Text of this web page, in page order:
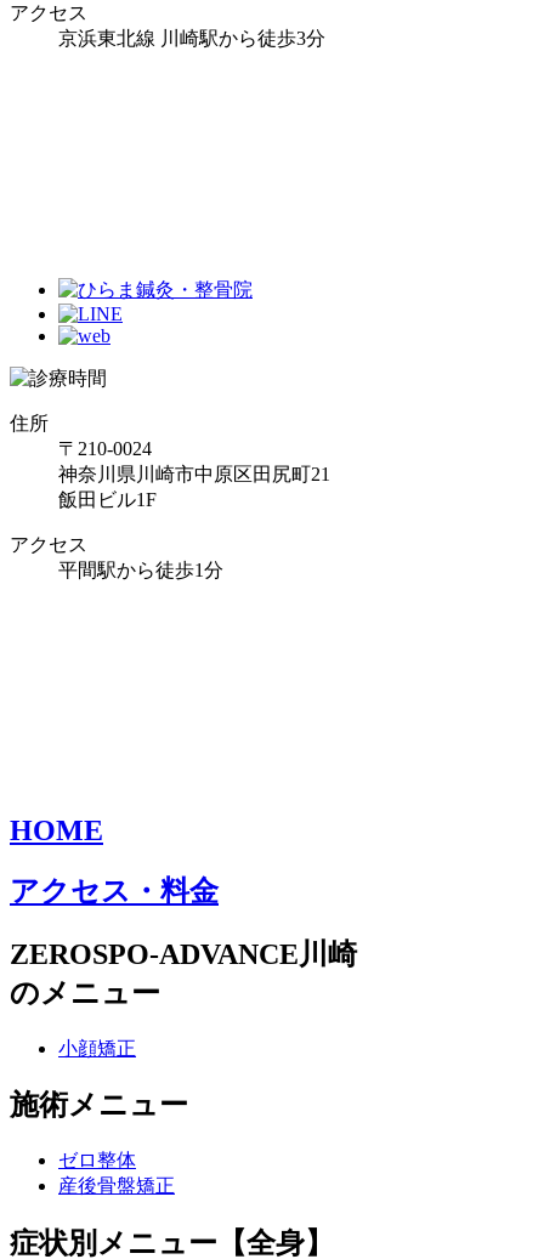
アクセス
京浜東北線 川崎駅から徒歩3分
住所
〒210-0024
神奈川県川崎市中原区田尻町21
飯田ビル1F
アクセス
平間駅から徒歩1分
HOME
アクセス・料金
ZEROSPO-ADVANCE川崎
のメニュー
小顔矯正
施術メニュー
ゼロ整体
産後骨盤矯正
症状別メニュー【全身】